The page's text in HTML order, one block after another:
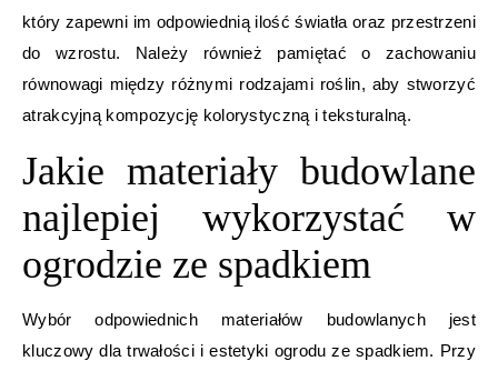
który zapewni im odpowiednią ilość światła oraz przestrzeni
do wzrostu. Należy również pamiętać o zachowaniu
równowagi między różnymi rodzajami roślin, aby stworzyć
atrakcyjną kompozycję kolorystyczną i teksturalną.
Jakie materiały budowlane
najlepiej wykorzystać w
ogrodzie ze spadkiem
Wybór odpowiednich materiałów budowlanych jest
kluczowy dla trwałości i estetyki ogrodu ze spadkiem. Przy